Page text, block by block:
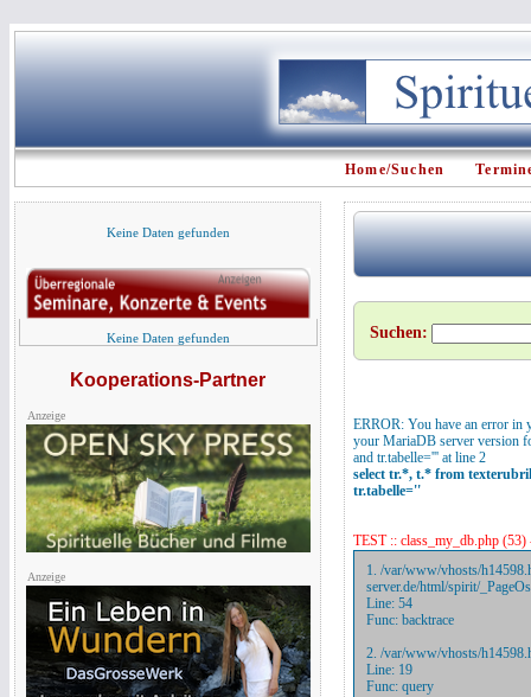
Home/Suchen
Keine Daten gefunden
Keine Daten gefunden
Kooperations-Partner
Anzeige
Anzeige
Suchen:
ERROR: You have an error in
your MariaDB server version
and tr.tabelle=''' at line 2
select tr.*, t.* from
tr.tabelle=''
TEST :: class_my_db.php (53)
1. /var/www/vhosts/
server.de/html/spirit/
Line: 54
Func: backtrace
2. /var/www/vhosts/
Line: 19
Func: query